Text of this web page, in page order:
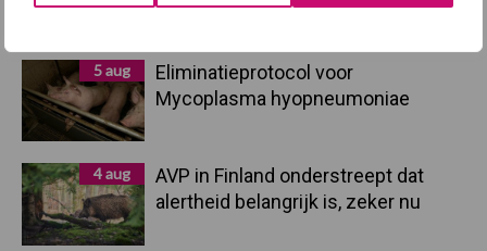
groter dan ooit”
5 aug
Eliminatieprotocol voor
Mycoplasma hyopneumoniae
4 aug
AVP in Finland onderstreept dat
alertheid belangrijk is, zeker nu